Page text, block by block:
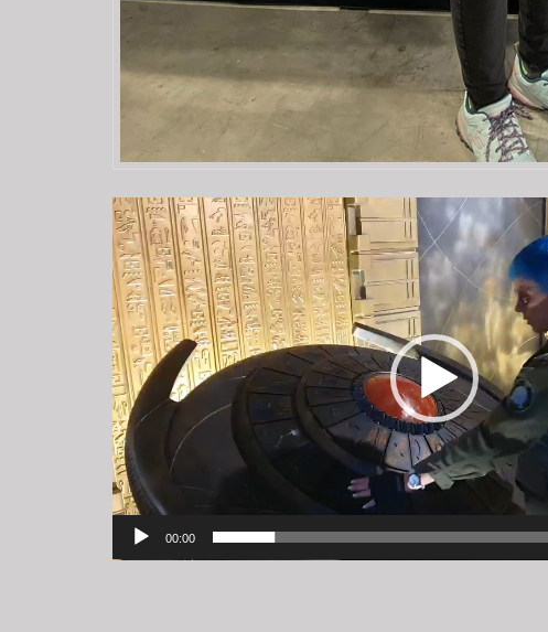
Video-
Player
00:00